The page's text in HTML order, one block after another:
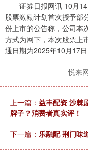
证券日报网讯 10月14
股票激励计划首次授予部
份上市的公告称，公司本
方式为网下，本次股票上
通日期为2025年10月17日
悦来
上一篇： 益丰配资 沙棘
牌子？消费者真实评！
下一篇： 乐融配 荆门味